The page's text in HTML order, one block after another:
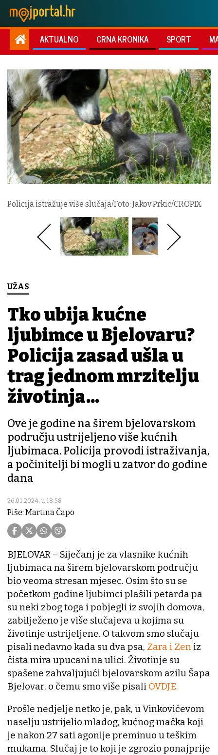
AKTUALNO CRNA KRONIKA SPORT
Policija istražuje više slučaja/Foto: Jakov Prkic/CROPIX
UŽAS
Tko ubija kućne
ljubimce u Bjelovaru?
Policija zasad ušla u
trag jednom mrzitelju
životinja...
Ove je godine na širem bjelovarskom
području ustrijeljeno više kućnih
ljubimaca. Policija provodi istraživanja,
a počinitelji bi mogli u zatvor do godine
dana
26.01.2024. u 18:58
Piše: Martina Čapo
BJELOVAR – Siječanj je za vlasnike kućnih
ljubimaca na širem bjelovarskom području
bio veoma stresan mjesec. Osim što su se
početkom godine ljubimci plašili petarda pa
su neki zbog toga i pobjegli iz svojih domova,
zabilježeno je više slučajeva u kojima su
životinje ustrijeljene. O takvom smo slučaju
pisali nedavno kada su dva psa, Zara i Zeniz
čista mira upucani na ulici. Životinje su
spašene zahvaljujući bjelovarskom azilu Šapa
Bjelovar, o čemu smo više pisali OVDJE.
Prošle nedjelje netko je, pak, u Vinkovićevom
naselju ustrijelio mladog, kućnog mačka koji
je nakon 27 sati agonije preminuo u teškim
mukama. Slučaj je to koji je zgrozio ponajprije